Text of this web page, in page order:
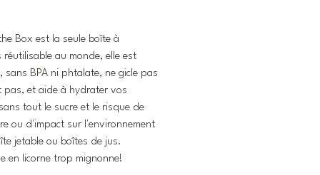
Box est la seule boîte à
réutilisable au monde, elle est
sans BPA ni phtalate, ne gicle pas
pas, et aide à hydrater vos
tout le sucre et le risque de
ou d'impact sur l'environnement
jetable ou boîtes de jus.
en licorne trop mignonne!